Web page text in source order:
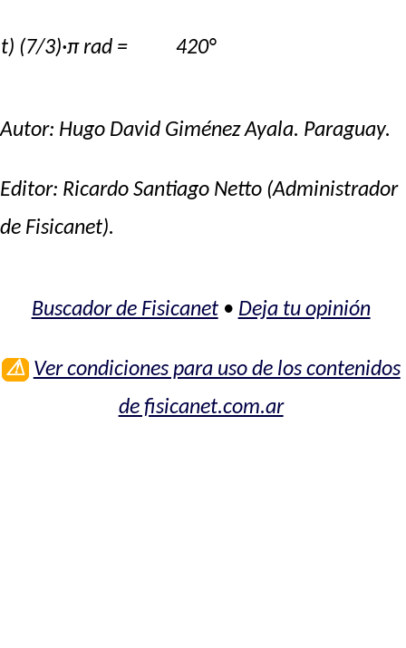
t) (7/3)·π rad = 420°
Autor: Hugo David Giménez Ayala. Paraguay.
Editor: Ricardo Santiago Netto (Administrador
de Fisicanet).
Buscador de Fisicanet• Deja tu opinión
⚠ Ver condiciones para uso de los contenidos
de fisicanet.com.ar